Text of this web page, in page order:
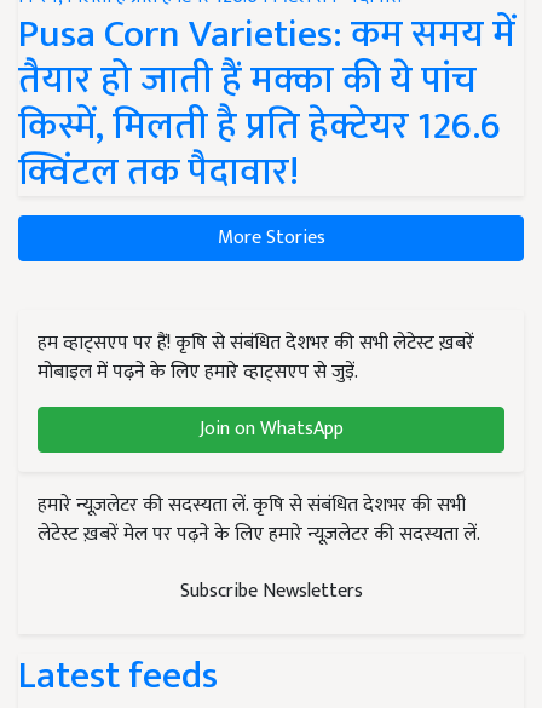
Pusa Corn Varieties: कम समय में
तैयार हो जाती हैं मक्का की ये पांच
किस्में, मिलती है प्रति हेक्टेयर 126.6
क्विंटल तक पैदावार!
More Stories
हम व्हाट्सएप पर हैं! कृषि से संबंधित देशभर की सभी लेटेस्ट ख़बरें
मोबाइल में पढ़ने के लिए हमारे व्हाट्सएप से जुड़ें.
Join on WhatsApp
हमारे न्यूज़लेटर की सदस्यता लें. कृषि से संबंधित देशभर की सभी
लेटेस्ट ख़बरें मेल पर पढ़ने के लिए हमारे न्यूज़लेटर की सदस्यता लें.
Subscribe Newsletters
Latest feeds